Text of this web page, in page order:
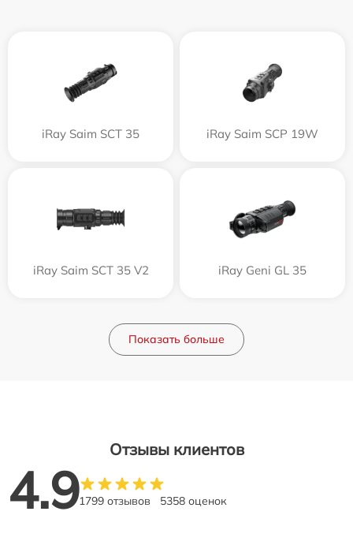
iRay Saim SCT 35 iRay Saim SCP 19W
iRay Saim SCT 35 V2 iRay Geni GL 35
Показать больше
Отзывы клиентов
4.91799 отзывов 5358 оценок